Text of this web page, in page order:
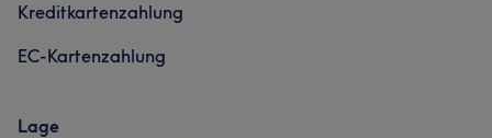
Kreditkartenzahlung
EC-Kartenzahlung
Lage